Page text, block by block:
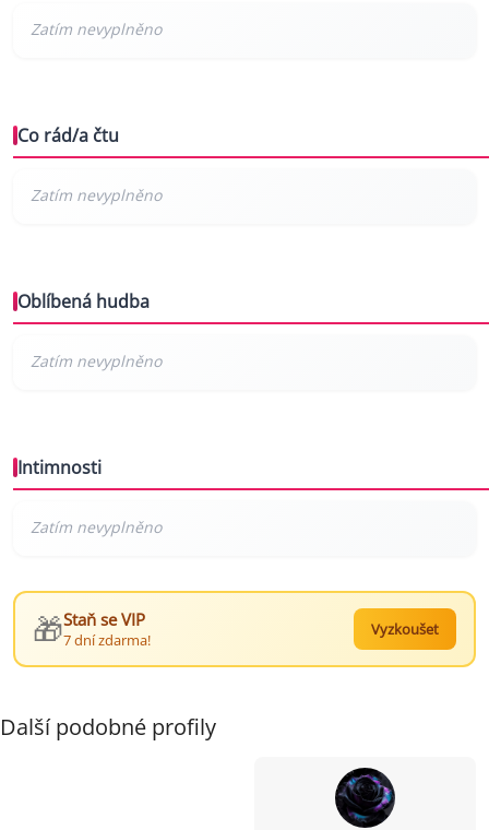
Co rád/a čtu
Oblíbená hudba
Intimnosti
🎁Staň se VIP
7 dní zdarma!
Vyzkoušet
Další podobné profily